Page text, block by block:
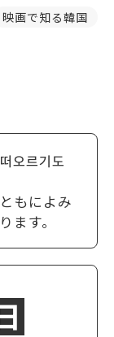
映画で知る韓国
오르기도
もによみ
ます。